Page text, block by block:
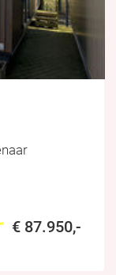
€ 87.950,-